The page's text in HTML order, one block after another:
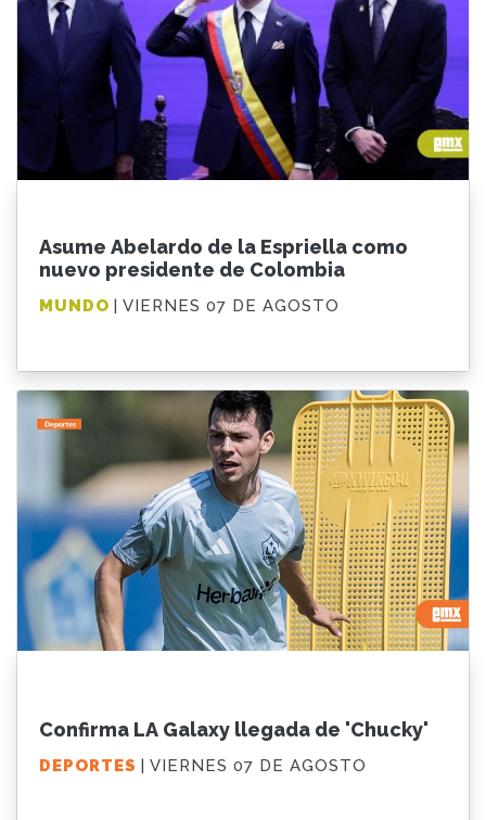
Asume Abelardo de la Espriella como
nuevo presidente de Colombia
MUNDO | VIERNES 07 DE AGOSTO
Confirma LA Galaxy llegada de 'Chucky'
DEPORTES | VIERNES 07 DE AGOSTO